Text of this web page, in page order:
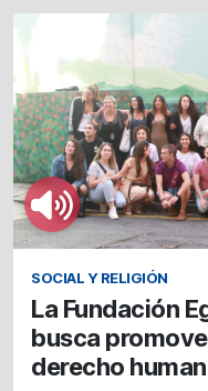
SOCIAL Y RELIGIÓN
La Fundación
busca
derecho